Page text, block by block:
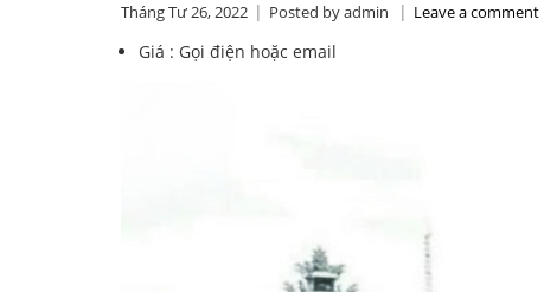
Tháng Tư 26, 2022 Posted by admin Leave a comment
Giá : Gọi điện hoặc email